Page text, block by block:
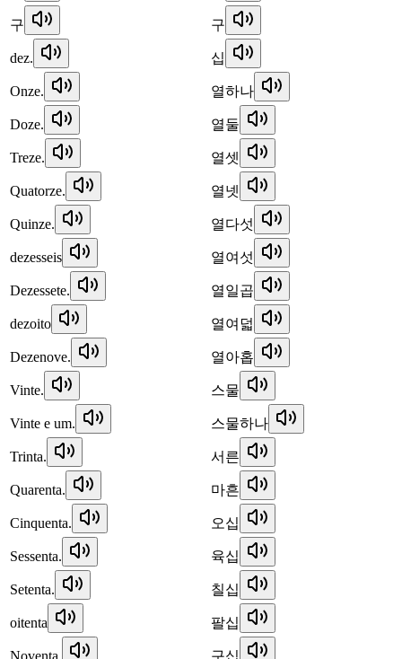
구 구
dez. 십
Onze. 열하나
Doze. 열둘
Treze. 열셋
Quatorze. 열넷
Quinze. 열다섯
dezesseis 열여섯
Dezessete. 열일곱
dezoito 열여덟
Dezenove. 열아홉
Vinte. 스물
Vinte e um. 스물하나
Trinta. 서른
Quarenta. 마흔
Cinquenta. 오십
Sessenta. 육십
Setenta. 칠십
oitenta 팔십
Noventa. 구십